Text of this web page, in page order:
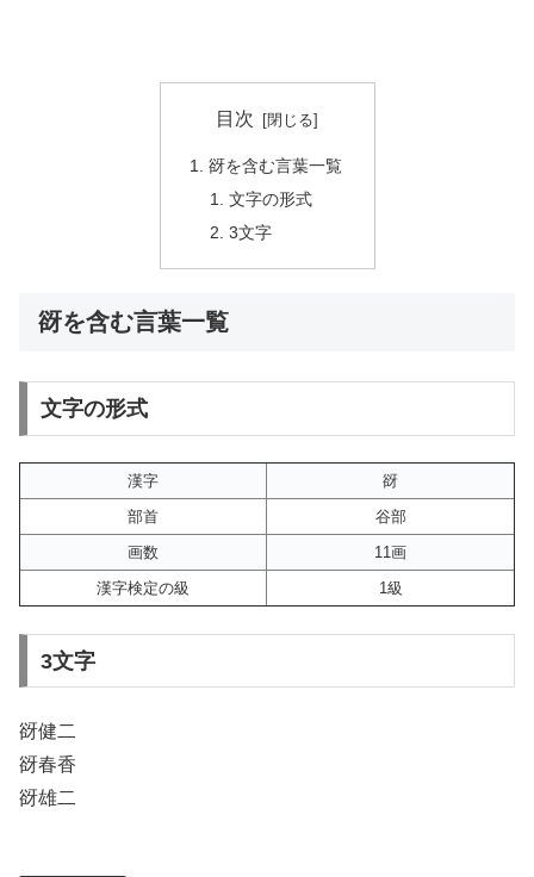
目次
谺を含む言葉一覧
文字の形式
3文字
谺を含む言葉一覧
文字の形式
漢字
谺
部首
谷部
画数
11画
漢字検定の級
1級
3文字
谺健二
谺春香
谺雄二